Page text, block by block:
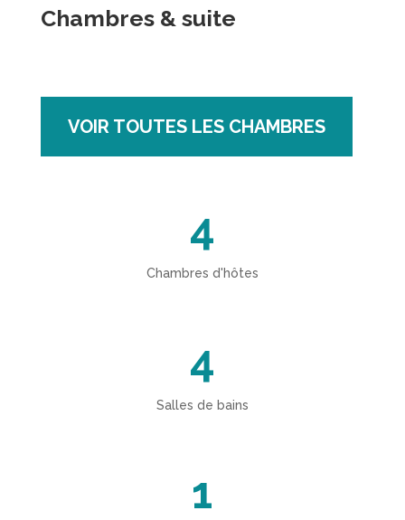
Chambres & suite
VOIR TOUTES LES CHAMBRES
4
Chambres d'hôtes
4
Salles de bains
1